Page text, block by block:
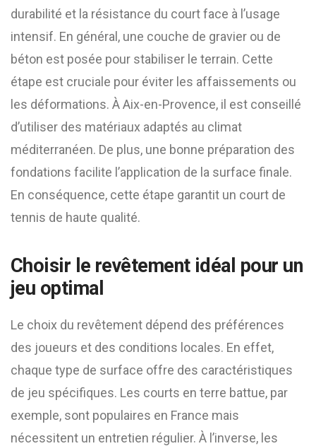
durabilité et la résistance du court face à l’usage
intensif. En général, une couche de gravier ou de
béton est posée pour stabiliser le terrain. Cette
étape est cruciale pour éviter les affaissements ou
les déformations. À Aix-en-Provence, il est conseillé
d’utiliser des matériaux adaptés au climat
méditerranéen. De plus, une bonne préparation des
fondations facilite l’application de la surface finale.
En conséquence, cette étape garantit un court de
tennis de haute qualité.
Choisir le revêtement idéal pour un
jeu optimal
Le choix du revêtement dépend des préférences
des joueurs et des conditions locales. En effet,
chaque type de surface offre des caractéristiques
de jeu spécifiques. Les courts en terre battue, par
exemple, sont populaires en France mais
nécessitent un entretien régulier. À l’inverse, les